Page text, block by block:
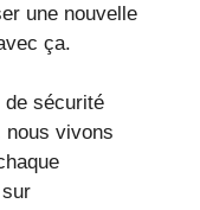
une nouvelle
ça.
de sécurité
nous vivons